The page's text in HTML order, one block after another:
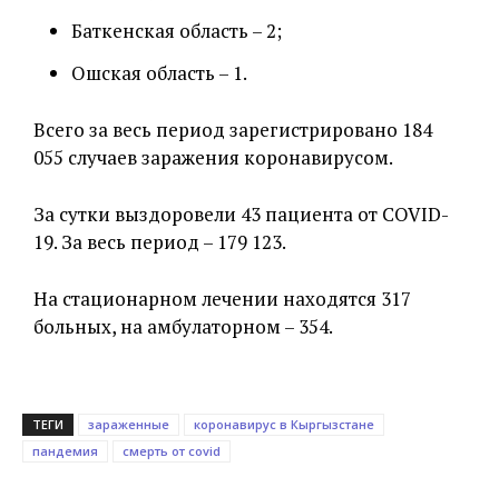
Баткенская область – 2;
Ошская область – 1.
Всего за весь период зарегистрировано 184
055 случаев заражения коронавирусом.
За сутки выздоровели 43 пациента от COVID-
19. За весь период – 179 123.
На стационарном лечении находятся 317
больных, на амбулаторном – 354.
ТЕГИ зараженные
коронавирус в Кыргызстане
пандемия
смерть от covid